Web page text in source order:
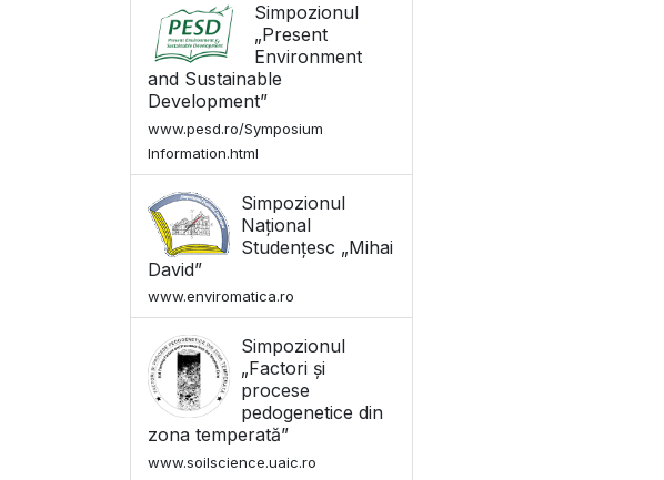
Simpozionul
„Present
Environment
and Sustainable
Development”
www.pesd.ro/Symposium
Information.html
Simpozionul
Național
Studențesc „Mihai
David”
www.enviromatica.ro
Simpozionul
„Factori și
procese
pedogenetice din
zona temperată”
www.soilscience.uaic.ro